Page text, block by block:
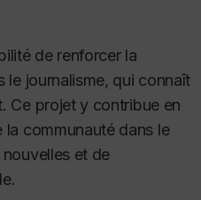
de renforcer la
le journalisme, qui connaît
Ce projet y contribue en
la communauté dans le
et de